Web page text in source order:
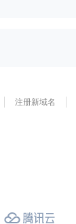
注册新域名